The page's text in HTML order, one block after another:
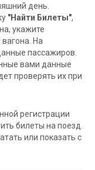
день.
"Найти Билеты",
укажите
На
пассажиров.
вами данные
проверять их при
регистрации
билеты на поезд.
или показать с